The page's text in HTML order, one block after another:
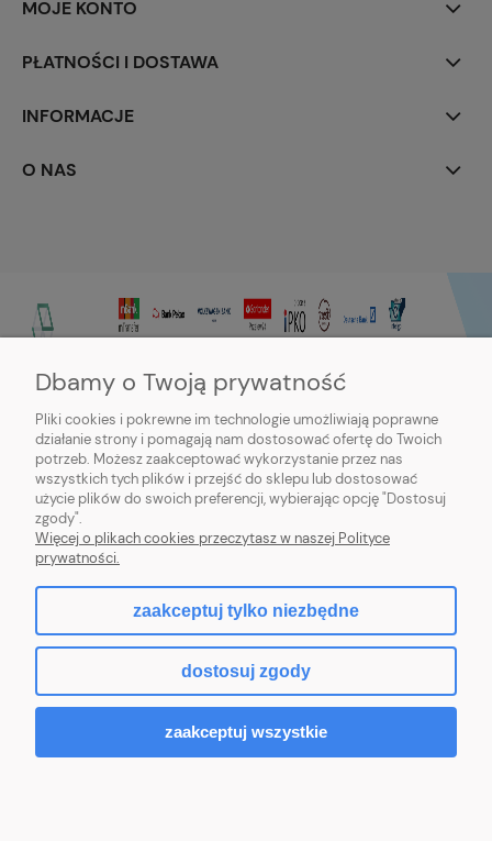
MOJE KONTO
PŁATNOŚCI I DOSTAWA
INFORMACJE
O NAS
Sklep internetowy Purmo-online | ul. Dworcowa 20c, 89-600 Chojnice |
sklep@northbud.pl|600 688 174| NIP: 5611453503 | REGON: 093113714
Sklep internetowy Shoper.pl
Dbamy o Twoją prywatność
Pliki cookies i pokrewne im technologie umożliwiają poprawne
działanie strony i pomagają nam dostosować ofertę do Twoich
potrzeb. Możesz zaakceptować wykorzystanie przez nas
wszystkich tych plików i przejść do sklepu lub dostosować
użycie plików do swoich preferencji, wybierając opcję "Dostosuj
zgody".
Więcej o plikach cookies przeczytasz w naszej Polityce
prywatności.
zaakceptuj tylko niezbędne
dostosuj zgody
zaakceptuj wszystkie